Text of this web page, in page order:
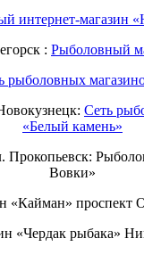
интернет-магазин
: Рыболовный
рыболовных
Сеть
«Белый камень»
Прокопьевск:
Вовки»
«Кайман» проспект
«Чердак рыбака»